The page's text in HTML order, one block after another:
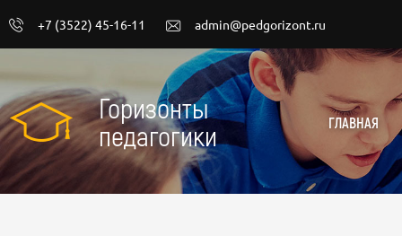
+7 (3522) 45-16-11 admin@pedgorizont.ru
Горизонты
педагогики
ГЛАВНАЯ